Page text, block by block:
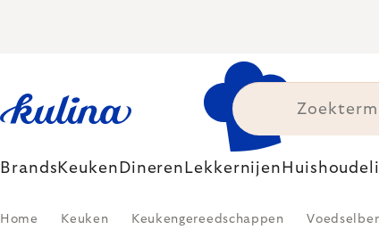
Brands Keuken Dineren Lekkernijen
Home Keuken Keukengereedschappen